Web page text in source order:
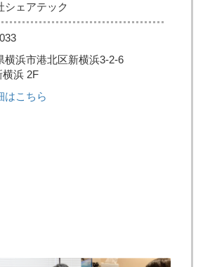
シェアテック
横浜市港北区新横浜3-2-6
浜 2F
はこちら